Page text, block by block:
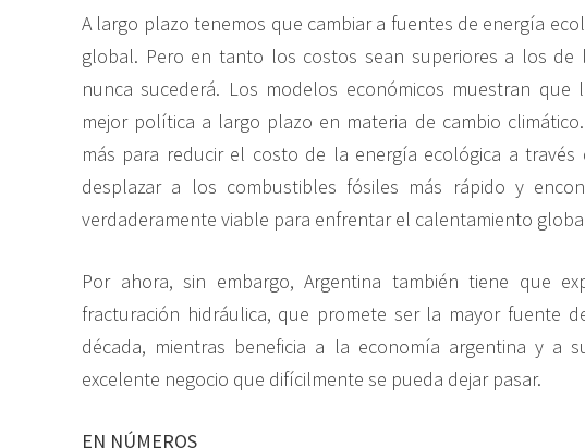
A largo plazo tenemos que cambiar a fuentes de energía
global. Pero en tanto los costos sean superiores a los de
nunca sucederá. Los modelos económicos muestran
mejor política a largo plazo en materia de cambio
más para reducir el costo de la energía ecológica a
desplazar a los combustibles fósiles más rápido y
verdaderamente viable para enfrentar el calentamiento
Por ahora, sin embargo, Argentina también tiene que
fracturación hidráulica, que promete ser la mayor fuente
década, mientras beneficia a la economía argentina y a
excelente negocio que difícilmente se pueda dejar pasar.
EN NÚMEROS